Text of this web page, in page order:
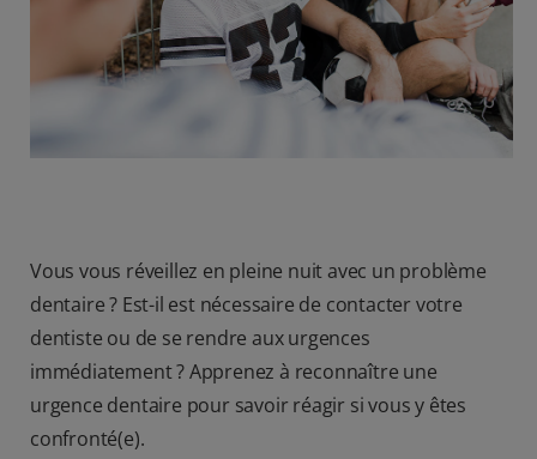
S’INSCRIRE
Vous vous réveillez en pleine nuit avec un problème
dentaire ? Est-il est nécessaire de contacter votre
dentiste ou de se rendre aux urgences
immédiatement ? Apprenez à reconnaître une
urgence dentaire pour savoir réagir si vous y êtes
confronté(e).